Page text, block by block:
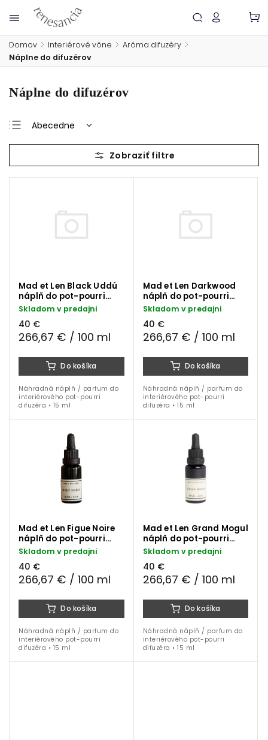
Domov / Interiérové vône / Aróma difuzéry /
Náplne do difuzérov
Náplne do difuzérov
Abecedne
Najlacnejšie
Najdrahšie
Mad et Len Black Uddú
náplň do pot-pourri
difuzéra 15 ml
Skladom v predajni
40 €
266,67 € / 100 ml
Do košíka
Náhradná náplň / parfum do
interiérového pot-pourri
difuzéra • 15 ml
Mad et Len Darkwood
náplň do pot-pourri
difuzéra 15 ml
Skladom v predajni
40 €
266,67 € / 100 ml
Do košíka
Náhradná náplň / parfum do
interiérového pot-pourri
difuzéra • 15 ml
Mad et Len Figue Noire
náplň do pot-pourri
difuzéra 15 ml
Skladom v predajni
40 €
266,67 € / 100 ml
Do košíka
Náhradná náplň / parfum do
interiérového pot-pourri
difuzéra • 15 ml
Mad et Len Grand Mogul
náplň do pot-pourri
difuzéra 15 ml
Skladom v predajni
40 €
266,67 € / 100 ml
Do košíka
Náhradná náplň / parfum do
interiérového pot-pourri
difuzéra • 15 ml